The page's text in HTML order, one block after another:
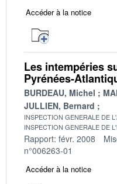
Accéder à la notice
Les intempéries
Pyrénées-
BURDEAU, Michel
JULLIEN, Bernard
INSPECTION GENERALE DE
INSPECTION GENERALE DE
Rapport: févr. 2008
n°006263-01
Accéder à la notice